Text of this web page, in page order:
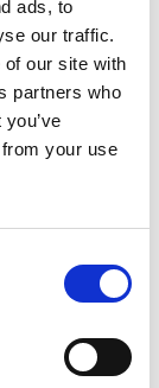
ads, to
our traffic.
our site with
partners who
your use